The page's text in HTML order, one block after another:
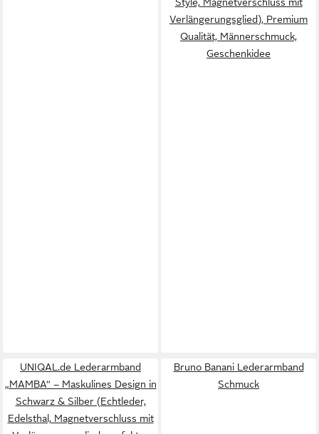
Verlängerungsglied), Premium
Qualität, Männerschmuck,
Geschenkidee
UNIQAL.de Lederarmband
„MAMBA“ – Maskulines Design in
Schwarz & Silber (Echtleder,
Edelsthal, Magnetverschluss mit
Bruno Banani Lederarmband
Schmuck